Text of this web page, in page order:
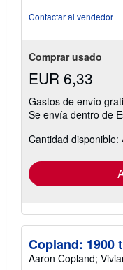
Contactar al vendedor
Comprar usado
EUR 6,33
Gastos de envío
Se envía dentro de
Cantidad disponible:
Copland: 1900
Aaron Copland;